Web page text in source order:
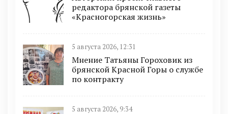
редактора брянской газеты
«Красногорская жизнь»
5 августа 2026, 12:31
Мнение Татьяны Гороховик из
брянской Красной Горы о службе
по контракту
5 августа 2026, 9:34